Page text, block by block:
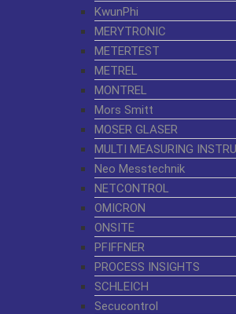
KwunPhi
MERYTRONIC
METERTEST
METREL
MONTREL
Mors Smitt
MOSER GLASER
MULTI MEASURING
Neo Messtechnik
NETCONTROL
OMICRON
ONSITE
PFIFFNER
PROCESS INSIGHTS
SCHLEICH
Secucontrol